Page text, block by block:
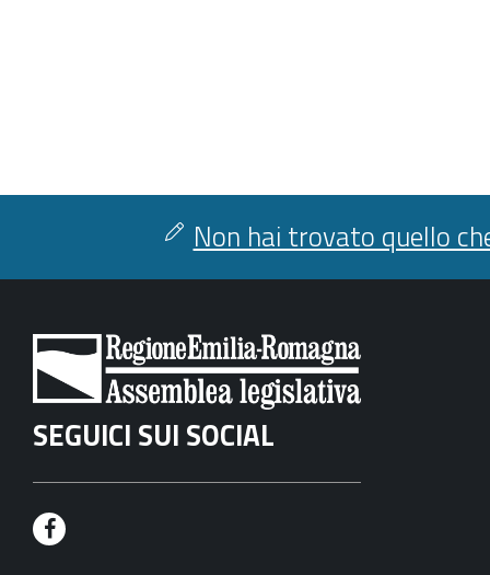
Non hai trovato quello
SEGUICI SUI SOCIAL
F